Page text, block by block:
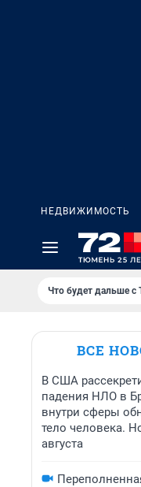
НЕДВИЖИМОСТЬ
Что будет дальше с
ВСЕ
В США
падения НЛО в
внутри сферы
тело человека.
августа